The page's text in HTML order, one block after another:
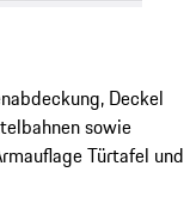
Deckel
sowie
Türtafel und